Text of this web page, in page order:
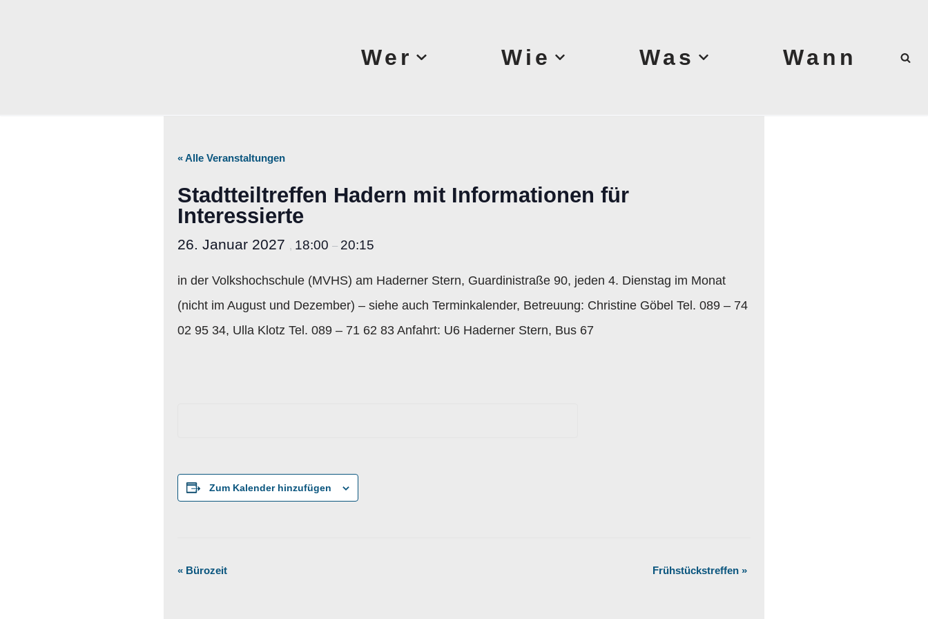
Wer Wie Was Wann
« Alle Veranstaltungen
Stadtteiltreffen Hadern mit Informationen für
Interessierte
26. Januar 2027 , 18:00 – 20:15
in der Volkshochschule (MVHS) am Haderner Stern, Guardinistraße 90, jeden 4. Dienstag im Monat
(nicht im August und Dezember) – siehe auch Terminkalender, Betreuung: Christine Göbel Tel. 089 – 74
02 95 34, Ulla Klotz Tel. 089 – 71 62 83 Anfahrt: U6 Haderner Stern, Bus 67
Zum Kalender hinzufügen
Veranstaltung-
«Bürozeit Frühstückstreffen»